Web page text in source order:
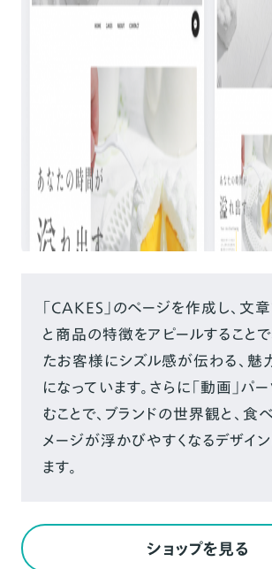
「CAKES」のページを作成し、文
と商品の特徴をアピールすること
たお客様にシズル感が伝わる、魅
になっています。 さらに「動画」パ
むことで、ブランドの世界観と、食
メージが浮かびやすくなるデザイ
ます。
ショップを見る